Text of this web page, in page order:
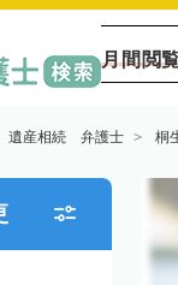
月間閲
遺産相続 弁護士 桐